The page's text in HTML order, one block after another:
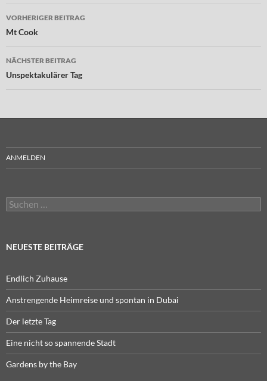
Beitragsnavigation
VORHERIGER BEITRAG
Mt Cook
NÄCHSTER BEITRAG
Unspektakulärer Tag
ANMELDEN
Suchen
nach:
NEUESTE BEITRÄGE
Endlich Zuhause
Anstrengende Heimreise und spontan in Dubai
Der letzte Tag
Eine nicht so spannende Stadt
Gardens by the Bay